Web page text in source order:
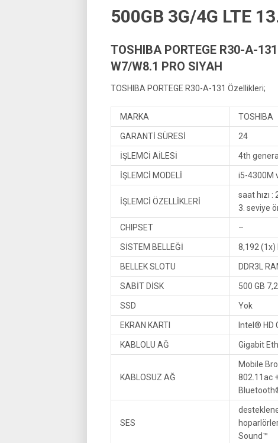
500GB 3G/4G LTE
TOSHIBA PORTEGE R30-A-
W7/W8.1 PRO SIYAH
TOSHIBA PORTEGE R30-A-131 Özellikleri;
MARKA TOSHIBA
GARANTİ SÜRESİ 24
İŞLEMCİ AİLESİ 4th
İŞLEMCİ MODELİ i5-4300M
İŞLEMCİ ÖZELLİKLERİ
saat hızı
3. seviye
CHIPSET –
SİSTEM BELLEĞİ 8,192 (1x)
BELLEK SLOTU DDR3L
SABİT DİSK 500 GB
SSD Yok
EKRAN KARTI Intel® HD
KABLOLU AĞ Gigabit
KABLOSUZ AĞ
Mobile
802.11ac
SES
Sound™